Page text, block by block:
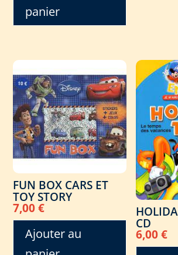
panier
FUN BOX CARS ET
TOY STORY
7,00€
Ajouter au
CD
6,00€